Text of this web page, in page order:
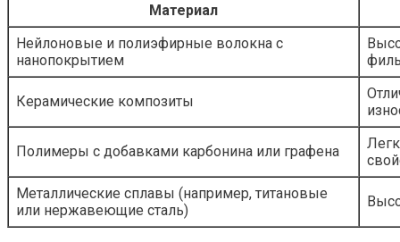
Материал
Нейлоновые и полиэфирные волокна с
нанопокрытием
Керамические композиты
Полимеры с добавками карбонина или графена
Металлические сплавы (например, титановые
или нержавеющие сталь)